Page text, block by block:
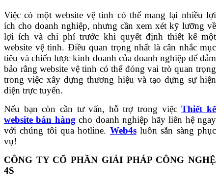
Việc có một website vệ tinh có thể mang lại nhiều lợi
ích cho doanh nghiệp, nhưng cần xem xét kỹ lưỡng về
lợi ích và chi phí trước khi quyết định thiết kế một
website vệ tinh. Điều quan trọng nhất là cân nhắc mục
tiêu và chiến lược kinh doanh của doanh nghiệp để đảm
bảo rằng website vệ tinh có thể đóng vai trò quan trọng
trong việc xây dựng thương hiệu và tạo dựng sự hiện
diện trực tuyến.
Nếu bạn còn cần tư vấn, hỗ trợ trong việcThiết kế
website bán hàng cho doanh nghiệp hãy liên hệ ngay
với chúng tôi qua hotline. Web4sluôn sẵn sàng phục
vụ!
CÔNG TY CỔ PHẦN GIẢI PHÁP CÔNG NGHỆ
4S